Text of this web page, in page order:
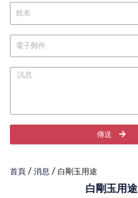
傳送
首頁 / 消息 / 白剛玉用途
白剛玉用途